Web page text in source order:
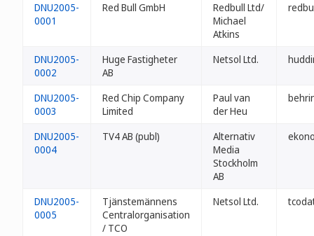
DNU2005-
0001
Red Bull GmbH
Redbull Ltd/
Michael
Atkins
DNU2005-
0002
Huge Fastigheter
AB
Netsol Ltd.
DNU2005-
0003
Red Chip Company
Limited
Paul van
der Heu
DNU2005-
0004
TV4 AB (publ)
Alternativ
Media
Stockholm
AB
DNU2005-
0005
Tjänstemännens
Centralorganisation
/ TCO
Netsol Ltd.